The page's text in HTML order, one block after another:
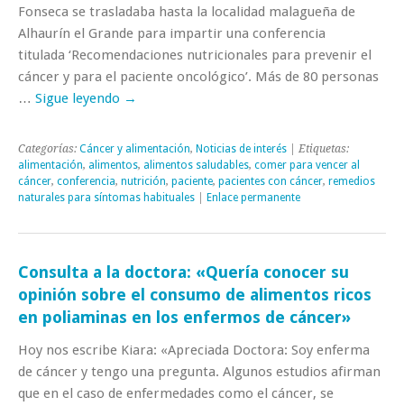
Fonseca se trasladaba hasta la localidad malagueña de
Alhaurín el Grande para impartir una conferencia
titulada ‘Recomendaciones nutricionales para prevenir el
cáncer y para el paciente oncológico’. Más de 80 personas
… Sigue leyendo →
Categorías: Cáncer y alimentación, Noticias de interés | Etiquetas:
alimentación, alimentos, alimentos saludables, comer para vencer al
cáncer, conferencia, nutrición, paciente, pacientes con cáncer, remedios
naturales para síntomas habituales
Enlace permanente
Consulta a la doctora: «Quería conocer su
opinión sobre el consumo de alimentos ricos
en poliaminas en los enfermos de cáncer»
Hoy nos escribe Kiara: «Apreciada Doctora: Soy enferma
de cáncer y tengo una pregunta. Algunos estudios afirman
que en el caso de enfermedades como el cáncer, se